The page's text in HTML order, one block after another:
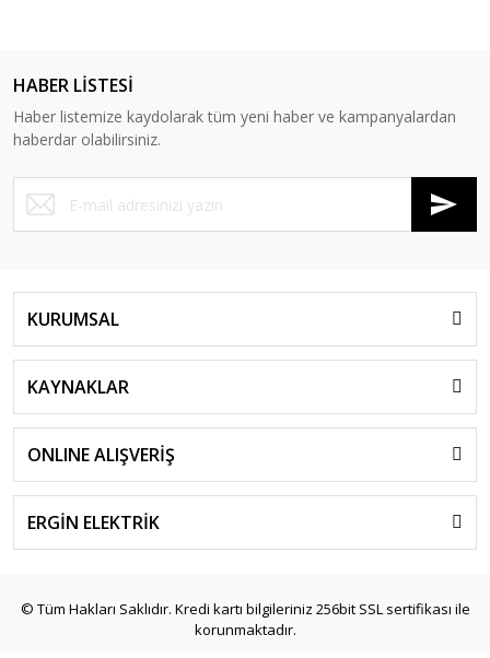
HABER LİSTESİ
Haber listemize kaydolarak tüm yeni haber ve kampanyalardan
haberdar olabilirsiniz.
KURUMSAL
KAYNAKLAR
ONLINE ALIŞVERİŞ
ERGİN ELEKTRİK
© Tüm Hakları Saklıdır. Kredi kartı bilgileriniz 256bit SSL sertifikası ile
korunmaktadır.